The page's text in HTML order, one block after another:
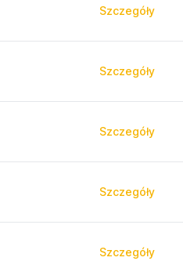
Szczegóły
Szczegóły
Szczegóły
Szczegóły
Szczegóły